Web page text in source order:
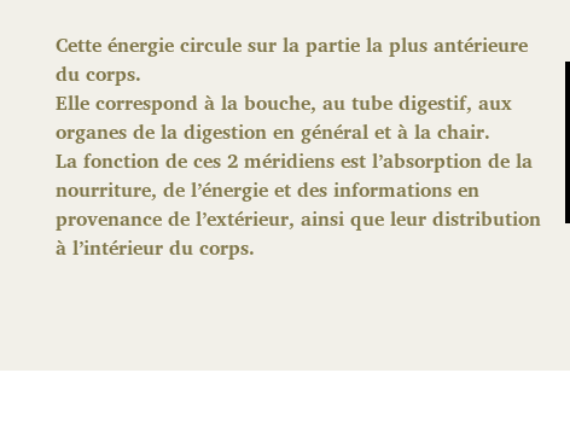
Cette énergie circule sur la partie la plus antérieure
du corps.
Elle correspond à la bouche, au tube digestif, aux
organes de la digestion en général et à la chair.
La fonction de ces 2 méridiens est l’absorption de la
nourriture, de l’énergie et des informations en
provenance de l’extérieur, ainsi que leur distribution
à l’intérieur du corps.